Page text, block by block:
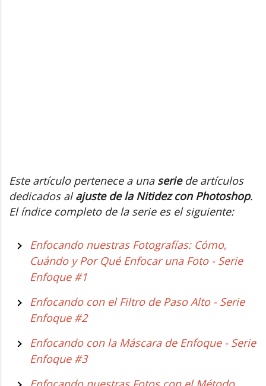
Este artículo pertenece a una seriede artículos
dedicados alajuste de la Nitidez con Photoshop.
El índice completo de la serie es el siguiente:
Enfocando nuestras Fotografías: Cómo,
Cuándo y Por Qué Enfocar una Foto - Serie
Enfoque #1
Enfocando con el Filtro de Paso Alto - Serie
Enfoque #2
Enfocando con la Máscara de Enfoque - Serie
Enfoque #3